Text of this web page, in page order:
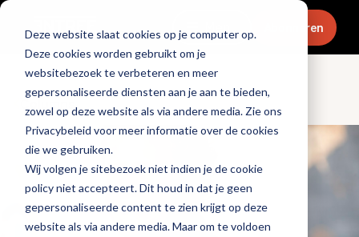
Deze website slaat cookies op je computer op.
Deze cookies worden gebruikt om je
websitebezoek te verbeteren en meer
gepersonaliseerde diensten aan je aan te bieden,
zowel op deze website als via andere media. Zie ons
Privacybeleid voor meer informatie over de cookies
die we gebruiken.
Wij volgen je sitebezoek niet indien je de cookie
policy niet accepteert. Dit houd in dat je geen
gepersonaliseerde content te zien krijgt op deze
website als via andere media. Maar om te voldoen
Menu Abonneren
Columns